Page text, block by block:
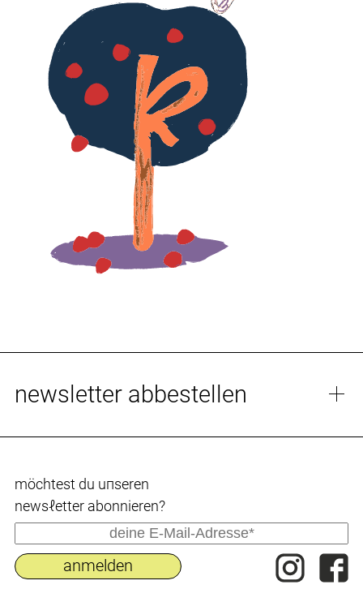
newsletter abbestellen
möchtest du uпseren
newsℓetter abonnieren?